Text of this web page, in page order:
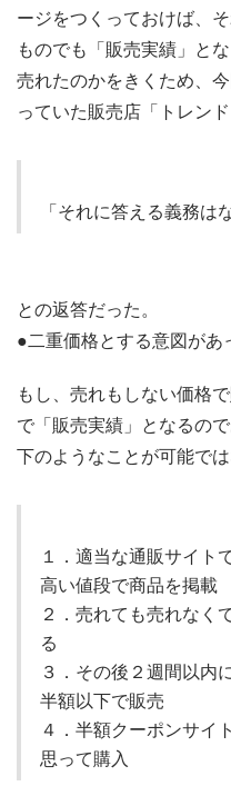
ージをつくっておけば、
ものでも「販売実績」と
売れたのかをきくため、
っていた販売店「トレン
「それに答える義務は
との返答だった。
●二重価格とする意図があ
もし、売れもしない価格
で「販売実績」となるの
下のようなことが可能では
１．適当な通販サイト
高い値段で商品を掲載
２．売れても売れなく
る
３．その後２週間以内
半額以下で販売
４．半額クーポンサイ
思って購入